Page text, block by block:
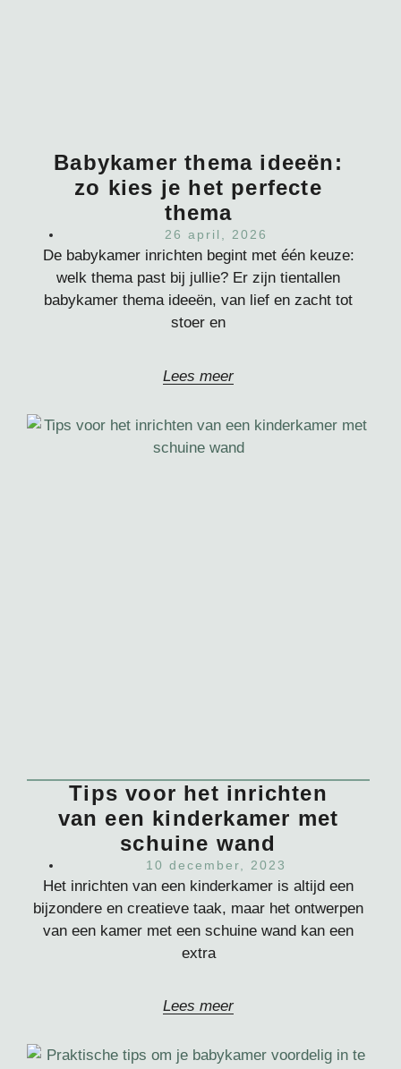
Babykamer thema ideeën:
zo kies je het perfecte
thema
26 april, 2026
De babykamer inrichten begint met één keuze:
welk thema past bij jullie? Er zijn tientallen
babykamer thema ideeën, van lief en zacht tot
stoer en
Lees meer
Tips voor het inrichten
van een kinderkamer met
schuine wand
10 december, 2023
Het inrichten van een kinderkamer is altijd een
bijzondere en creatieve taak, maar het ontwerpen
van een kamer met een schuine wand kan een
extra
Lees meer